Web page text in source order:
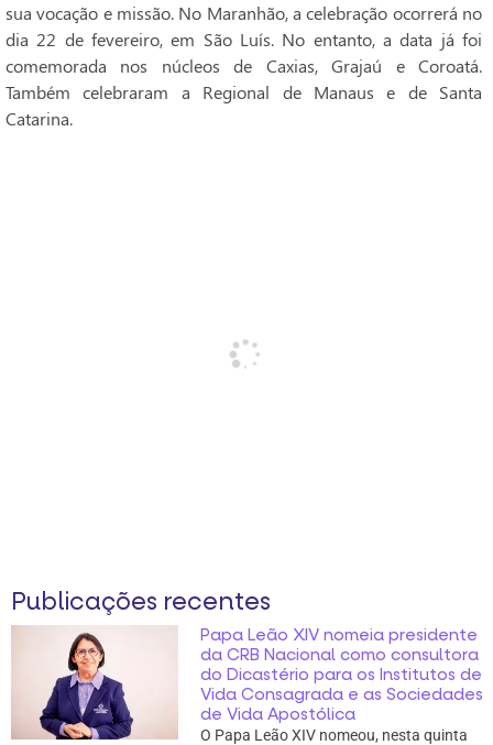
sua vocação e missão. No Maranhão, a celebração ocorrerá no
dia 22 de fevereiro, em São Luís. No entanto, a data já foi
comemorada nos núcleos de Caxias, Grajaú e Coroatá.
Também celebraram a Regional de Manaus e de Santa
Catarina.
Publicações recentes
Papa Leão XIV nomeia presidente
da CRB Nacional como consultora
do Dicastério para os Institutos de
Vida Consagrada e as Sociedades
de Vida Apostólica
O Papa Leão XIV nomeou, nesta quinta